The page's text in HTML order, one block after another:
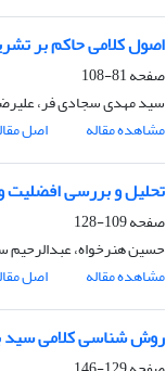
اصول کلامی حاکم بر
صفحه81-108
سید مهدی سجادی فر،
مشاهده مقاله
اصل
تحلیل و بررسی افضلیت و خلافت
صفحه109-128
حسین هنرخواه، عبدالرحیم
مشاهده مقاله
اصل
روش شناسی کلامی سید